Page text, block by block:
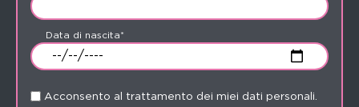
Data di nascita*
Acconsento al trattamento dei miei dati personali.